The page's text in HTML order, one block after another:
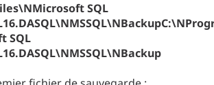
SQL
SQL